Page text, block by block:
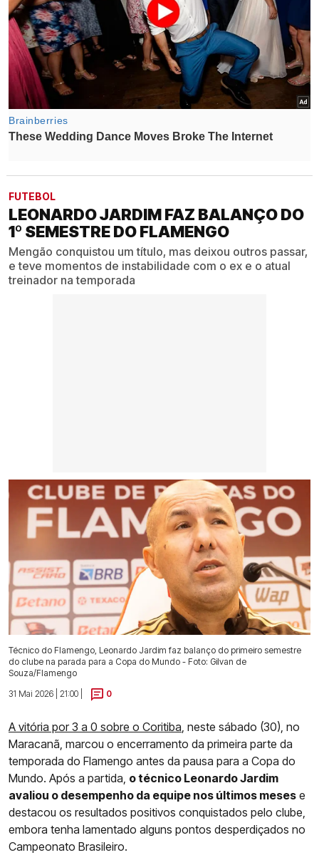
FUTEBOL
LEONARDO JARDIM FAZ BALANÇO DO
1º SEMESTRE DO FLAMENGO
Mengão conquistou um título, mas deixou outros passar,
e teve momentos de instabilidade com o ex e o atual
treinador na temporada
Técnico do Flamengo, Leonardo Jardim faz balanço do primeiro semestre
do clube na parada para a Copa do Mundo - Foto: Gilvan de
Souza/Flamengo
31 Mai 2026 | 21:00 |
0
A vitória por 3 a 0 sobre o Coritiba , neste sábado (30), no
Maracanã, marcou o encerramento da primeira parte da
temporada do Flamengo antes da pausa para a Copa do
Mundo. Após a partida, o técnico Leonardo Jardim
avaliou o desempenho da equipe nos últimos meses e
destacou os resultados positivos conquistados pelo clube,
embora tenha lamentado alguns pontos desperdiçados no
Campeonato Brasileiro.